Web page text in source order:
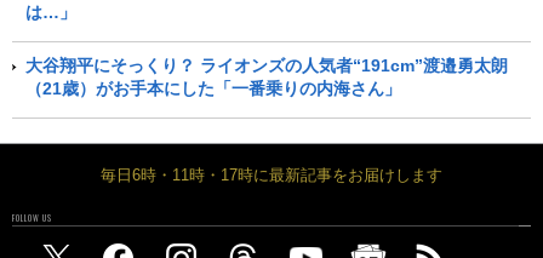
は…」
大谷翔平にそっくり？ ライオンズの人気者“191cm”渡邉勇太朗
（21歳）がお手本にした「一番乗りの内海さん」
毎日6時・11時・17時に最新記事をお届けします
FOLLOW US